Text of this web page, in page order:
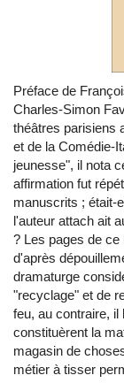
Préface de
Charles-Simon
théâtres parisiens
et de la Comédie-
jeunesse", il nota
affirmation fut
manuscrits ; était-
l'auteur attach ait
? Les pages de ce
d'après
dramaturge
"recyclage" et de
feu, au contraire,
constituèrent la
magasin de
métier à tisser